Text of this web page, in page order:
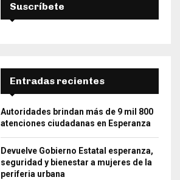
Suscríbete
Entradas recientes
Autoridades brindan más de 9 mil 800
atenciones ciudadanas en Esperanza
Devuelve Gobierno Estatal esperanza,
seguridad y bienestar a mujeres de la
periferia urbana